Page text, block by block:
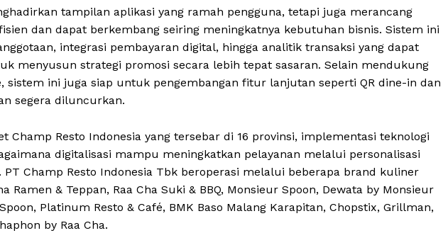
tampilan aplikasi yang ramah pengguna, tetapi juga merancang
dan dapat berkembang seiring meningkatnya kebutuhan bisnis. Sistem ini
integrasi pembayaran digital, hingga analitik transaksi yang dapat
menyusun strategi promosi secara lebih tepat sasaran. Selain mendukung
sistem ini juga siap untuk pengembangan fitur lanjutan seperti QR dine-in dan
segera diluncurkan.
Champ Resto Indonesia yang tersebar di 16 provinsi, implementasi teknologi
digitalisasi mampu meningkatkan pelayanan melalui personalisasi
PT Champ Resto Indonesia Tbk beroperasi melalui beberapa brand kuliner
Ramen & Teppan, Raa Cha Suki & BBQ, Monsieur Spoon, Dewata by Monsieur
Platinum Resto & Café, BMK Baso Malang Karapitan, Chopstix, Grillman,
by Raa Cha.